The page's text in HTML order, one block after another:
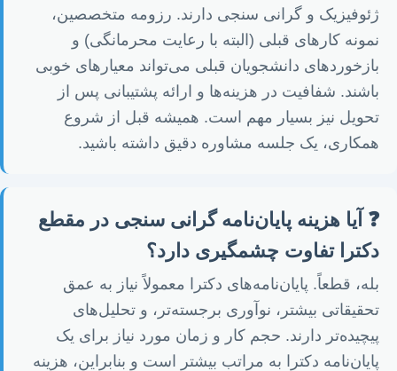
ژئوفیزیک و گرانی سنجی دارند. رزومه متخصصین،
نمونه کارهای قبلی (البته با رعایت محرمانگی) و
بازخوردهای دانشجویان قبلی می‌تواند معیارهای خوبی
باشند. شفافیت در هزینه‌ها و ارائه پشتیبانی پس از
تحویل نیز بسیار مهم است. همیشه قبل از شروع
همکاری، یک جلسه مشاوره دقیق داشته باشید.
❓ آیا هزینه پایان‌نامه گرانی سنجی در مقطع
دکترا تفاوت چشمگیری دارد؟
بله، قطعاً. پایان‌نامه‌های دکترا معمولاً نیاز به عمق
تحقیقاتی بیشتر، نوآوری برجسته‌تر، و تحلیل‌های
پیچیده‌تر دارند. حجم کار و زمان مورد نیاز برای یک
پایان‌نامه دکترا به مراتب بیشتر است و بنابراین، هزینه